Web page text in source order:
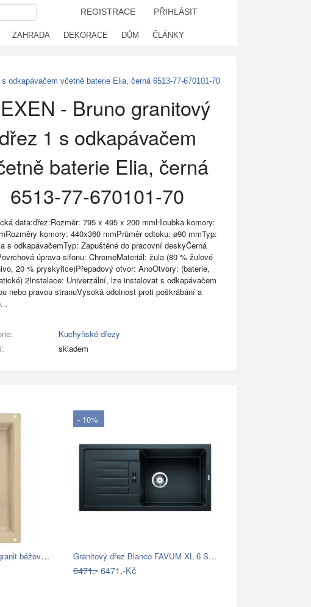
REGISTRACE PŘIHLÁSIT
ZAHRADA DEKORACE DŮM ČLÁNKY
odkapávačem včetně baterie Elia, černá 6513-77-670101-70
- Bruno granitový
1 s odkapávačem
baterie Elia, černá
6513-77-670101-70
data:dřez:Rozměr: 795 x 495 x 200 mmHloubka komory:
komory: 440x360 mmPrůměr odtoku: ø90 mmTyp:
s odkapávačemTyp: Zapuštěné do pracovní deskyČerná
úprava sifonu: ChromeMateriál: žula (80 % žulové
20 % pryskyřice)Přepadový otvor: AnoOtvory: (baterie,
2Instalace: Univerzální, lze instalovat s odkapávačem
nebo pravou stranuVysoká odolnost proti poškrábání a
Kuchyňské dřezy
skladem
Blanco SUBLINE 320-U Silgranit béžová…
- 10%
Granitový dřez Blanco FAVUM XL 6 S…
6471,-6471,-Kč